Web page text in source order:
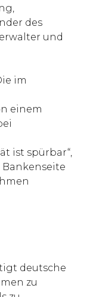
des
und
im
einem
ist spürbar“,
Bankenseite
deutsche
zu